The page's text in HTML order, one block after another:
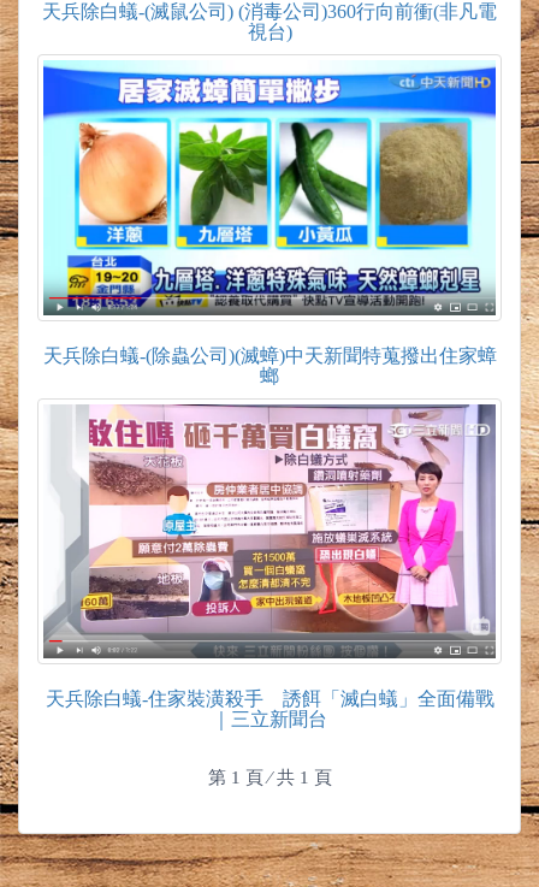
天兵除白蟻-(滅鼠公司) (消毒公司)360行向前衝(非凡電
視台)
天兵除白蟻-(除蟲公司)(滅蟑)中天新聞特蒐撥出住家蟑
螂
天兵除白蟻-住家裝潢殺手 誘餌「滅白蟻」全面備戰
｜三立新聞台
第 1 頁 ⁄ 共 1 頁